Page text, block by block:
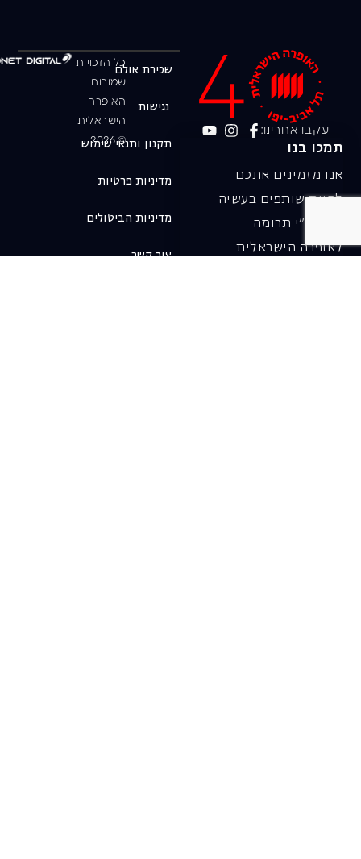
עקבו אחרינו:
תמכו בנו
אנו מזמינים אתכם
להיות שותפים בעשיה
שלנו ע"י תרומה
לאופרה הישראלית
כל הזכויות
שמורות
האופרה
הישראלית
© 2026
שכירת אולם
נגישות
תקנון ותנאי שימוש
מדיניות פרטיות
מדיניות הביטולים
צור קשר